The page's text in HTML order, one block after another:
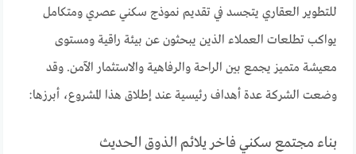
للتطوير العقاري يتجسد في تقديم نموذج سكني عصري ومتكامل
يواكب تطلعات العملاء الذين يبحثون عن بيئة راقية ومستوى
معيشة متميز يجمع بين الراحة والرفاهية والاستثمار الآمن. وقد
وضعت الشركة عدة أهداف رئيسية عند إطلاق هذا المشروع، أبرزها:
بناء مجتمع سكني فاخر يلائم الذوق الحديث